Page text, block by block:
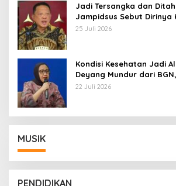
Jadi Tersangka dan
Jampidsus Sebut Dirinya
Kriminalisasi
25 Juli 2026
Kondisi Kesehatan Jadi
Deyang Mundur dari
Wamentan Sudaryono
22 Juli 2026
MUSIK
PENDIDIKAN